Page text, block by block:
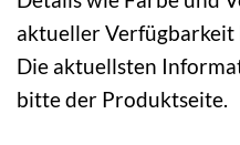
aktueller
Die aktuellsten
bitte der Produktseite.